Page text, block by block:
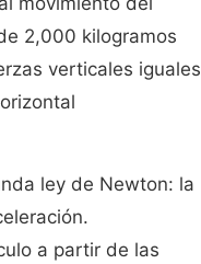
2,000 kilogramos
verticales iguales
ley de Newton: la
a partir de las